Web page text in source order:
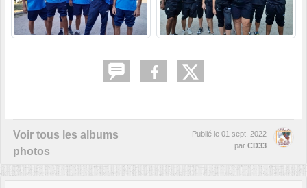
Voir tous les albums
photos
Publié le 01 sept. 2022
par CD33